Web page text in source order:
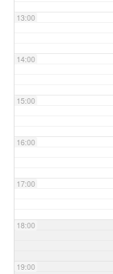
13:00
14:00
15:00
16:00
17:00
18:00
19:00